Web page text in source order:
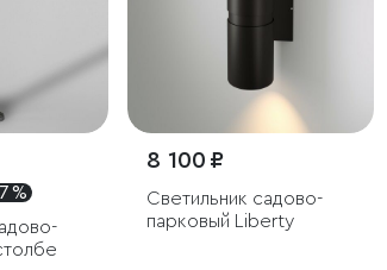
%
8 100 ₽
Светильник садово-
парковый Liberty